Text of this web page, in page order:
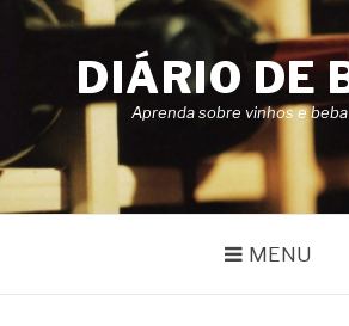
Pular
DIÁRIO DE
Aprenda sobre vinhos e
MENU